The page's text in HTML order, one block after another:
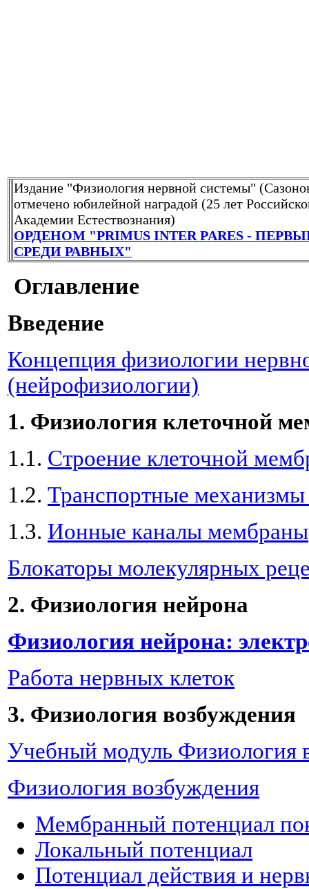
Издание "Физиология нервной системы"
отмечено юбилейной наградой (25 лет
Академии Естествознания)
ОРДЕНОМ "PRIMUS INTER PARES -
СРЕДИ РАВНЫХ"
Оглавление
Введение
Концепция физиологии
(нейрофизиологии)
1. Физиология клеточной
1.1. Строение клеточной
1.2. Транспортные
1.3. Ионные каналы мембраны
Блокаторы молекулярных
2. Физиология нейрона
Физиология нейрона:
Работа нервных клеток
3. Физиология возбуждения
Учебный модуль Физиология
Физиология возбуждения
Мембранный потенциал
Локальный потенциал
Потенциал действия и